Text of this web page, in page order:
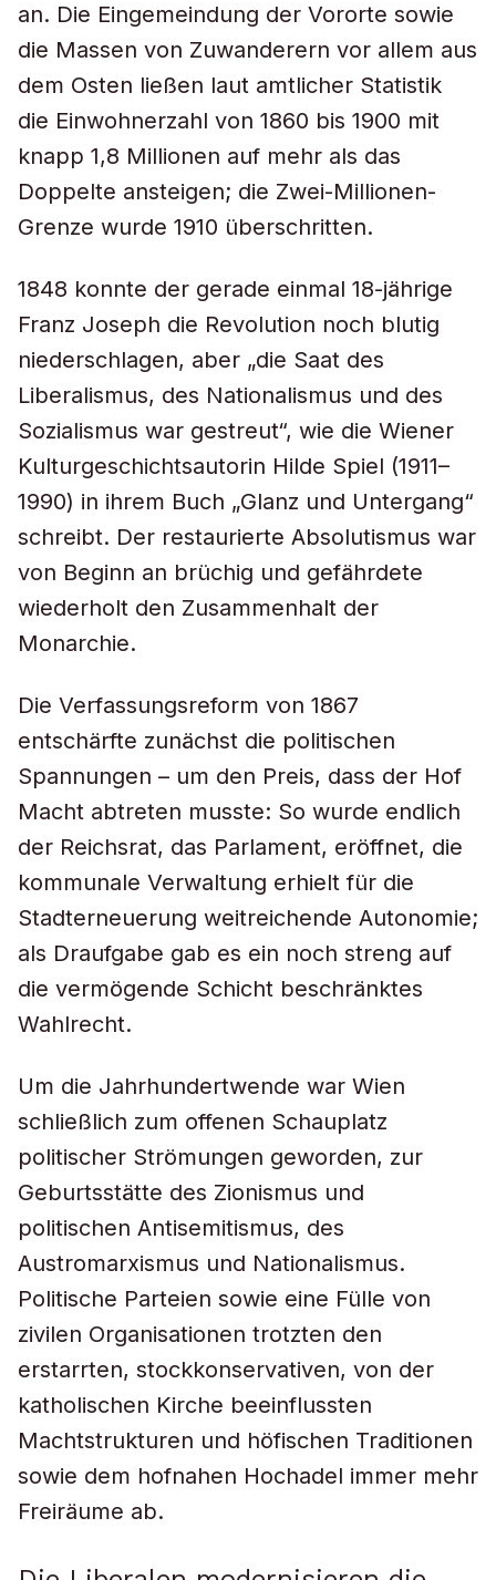
an. Die Eingemeindung der Vororte sowie
die Massen von Zuwanderern vor allem aus
dem Osten ließen laut amtlicher Statistik
die Einwohnerzahl von 1860 bis 1900 mit
knapp 1,8 Millionen auf mehr als das
Doppelte ansteigen; die Zwei-Millionen-
Grenze wurde 1910 überschritten.
1848 konnte der gerade einmal 18-jährige
Franz Joseph die Revolution noch blutig
niederschlagen, aber „die Saat des
Liberalismus, des Nationalismus und des
Sozialismus war gestreut“, wie die Wiener
Kulturgeschichtsautorin Hilde Spiel (1911–
1990) in ihrem Buch „Glanz und Untergang“
schreibt. Der restaurierte Absolutismus war
von Beginn an brüchig und gefährdete
wiederholt den Zusammenhalt der
Monarchie.
Die Verfassungsreform von 1867
entschärfte zunächst die politischen
Spannungen – um den Preis, dass der Hof
Macht abtreten musste: So wurde endlich
der Reichsrat, das Parlament, eröffnet, die
kommunale Verwaltung erhielt für die
Stadterneuerung weitreichende Autonomie;
als Draufgabe gab es ein noch streng auf
die vermögende Schicht beschränktes
Wahlrecht.
Um die Jahrhundertwende war Wien
schließlich zum offenen Schauplatz
politischer Strömungen geworden, zur
Geburtsstätte des Zionismus und
politischen Antisemitismus, des
Austromarxismus und Nationalismus.
Politische Parteien sowie eine Fülle von
zivilen Organisationen trotzten den
erstarrten, stockkonservativen, von der
katholischen Kirche beeinflussten
Machtstrukturen und höfischen Traditionen
sowie dem hofnahen Hochadel immer mehr
Freiräume ab.